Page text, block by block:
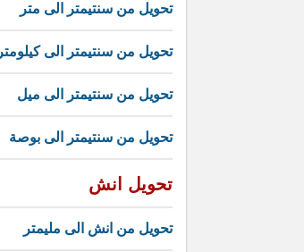
تحويل من سنتيمتر الى متر
تحويل من سنتيمتر الى كيلومتر
تحويل من سنتيمتر الى ميل
تحويل من سنتيمتر الى بوصة
تحويل انش
تحويل من انش الى مليمتر